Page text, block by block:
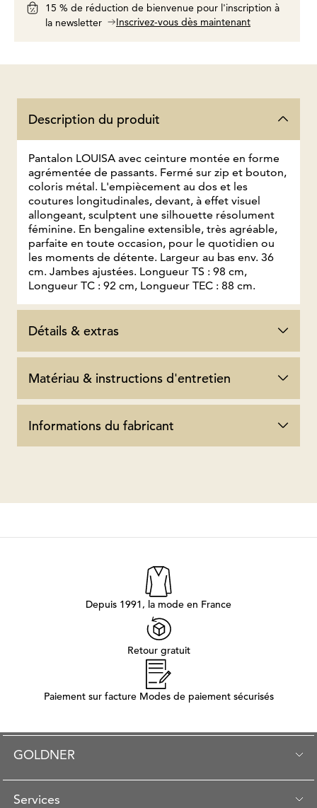
15 % de réduction de bienvenue pour l'inscription à
la newsletter
Inscrivez-vous dès maintenant
Description du produit
Pantalon LOUISA avec ceinture montée en forme
agrémentée de passants. Fermé sur zip et bouton,
coloris métal. L'empiècement au dos et les
coutures longitudinales, devant, à effet visuel
allongeant, sculptent une silhouette résolument
féminine. En bengaline extensible, très agréable,
parfaite en toute occasion, pour le quotidien ou
les moments de détente. Largeur au bas env. 36
cm. Jambes ajustées. Longueur TS : 98 cm,
Longueur TC : 92 cm, Longueur TEC : 88 cm.
Détails & extras
Matériau & instructions d'entretien
Informations du fabricant
Depuis 1991, la mode en France
Retour gratuit
Paiement sur facture Modes de paiement sécurisés
GOLDNER
Services